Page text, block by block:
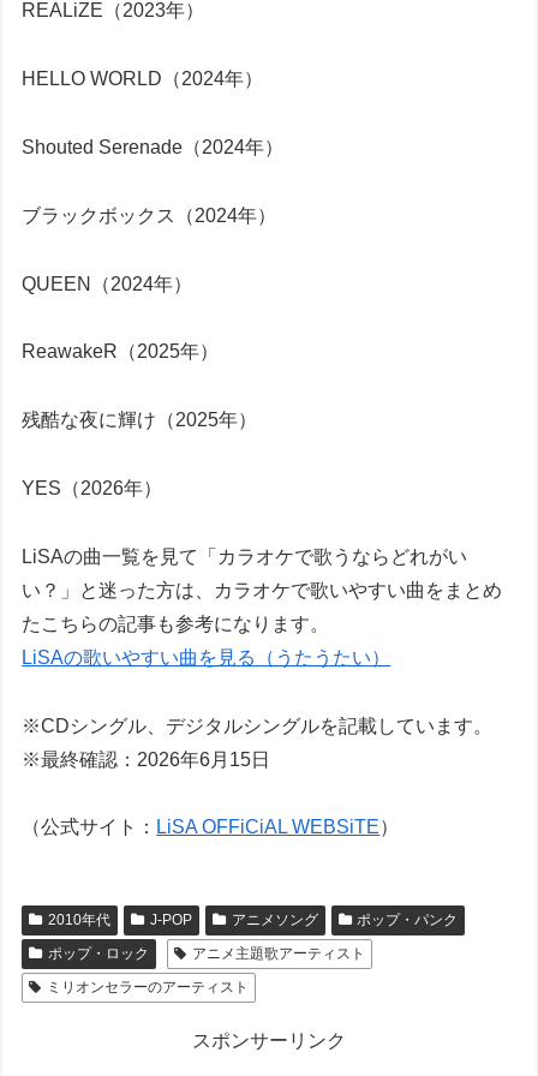
REALiZE（2023年）
HELLO WORLD（2024年）
Shouted Serenade（2024年）
ブラックボックス（2024年）
QUEEN（2024年）
ReawakeR（2025年）
残酷な夜に輝け（2025年）
YES（2026年）
LiSAの曲一覧を見て「カラオケで歌うならどれがい
い？」と迷った方は、カラオケで歌いやすい曲をまとめ
たこちらの記事も参考になります。
LiSAの歌いやすい曲を見る（うたうたい）
※CDシングル、デジタルシングルを記載しています。
※最終確認：2026年6月15日
（公式サイト： LiSA OFFiCiAL WEBSiTE）
2010年代 J-POP アニメソング
ポップ・パンク
ポップ・ロック
アニメ主題歌アーティスト
ミリオンセラーのアーティスト
スポンサーリンク